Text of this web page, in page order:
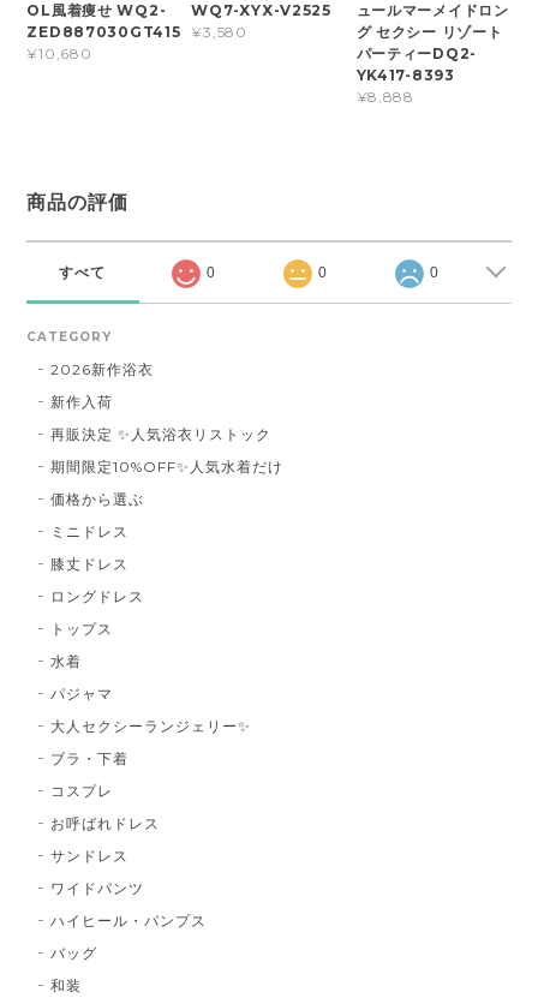
OL風着痩せ WQ2-
ZED887030GT415
¥10,680
WQ7-XYX-V2525
¥3,580
ュールマーメイドロン
グ セクシー リゾート
パーティーDQ2-
YK417-8393
¥8,888
商品の評価
すべて 0 0 0
CATEGORY
2026新作浴衣
新作入荷
再販決定 ✨人気浴衣リストック
期間限定10%OFF✨人気水着だけ
価格から選ぶ
ミニドレス
膝丈ドレス
ロングドレス
トップス
水着
パジャマ
大人セクシーランジェリー✨
ブラ・下着
コスプレ
お呼ばれドレス
サンドレス
ワイドパンツ
ハイヒール・パンプス
バッグ
和装